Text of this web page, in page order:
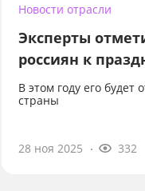
Новости отрасли
Эксперты
россиян к
В этом году его
страны
28 ноя 2025 332